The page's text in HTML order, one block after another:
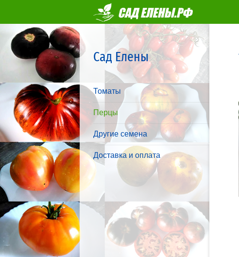
Сад Елены
Томаты
Перцы
Другие семена
Доставка и оплата